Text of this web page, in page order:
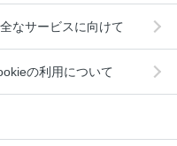
なサービスに向けて
の利用について